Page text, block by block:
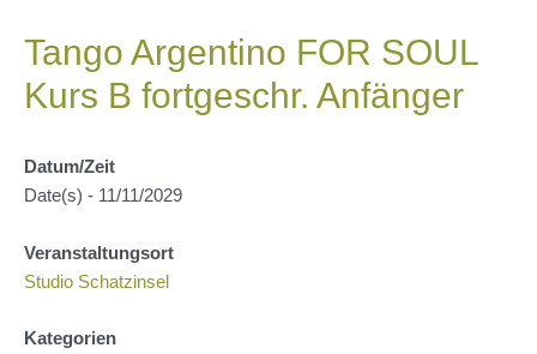
Tango Argentino FOR SOUL
Kurs B fortgeschr. Anfänger
Datum/Zeit
Date(s) - 11/11/2029
Veranstaltungsort
Studio Schatzinsel
Kategorien